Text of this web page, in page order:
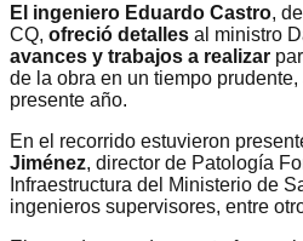
El ingeniero Eduardo Castro,
CQ, ofreció detalles al ministro
avances y trabajos a realizar
de la obra en un tiempo
presente año.
En el recorrido estuvieron
Jiménez, director de Patología
Infraestructura del Ministerio de
ingenieros supervisores, entre